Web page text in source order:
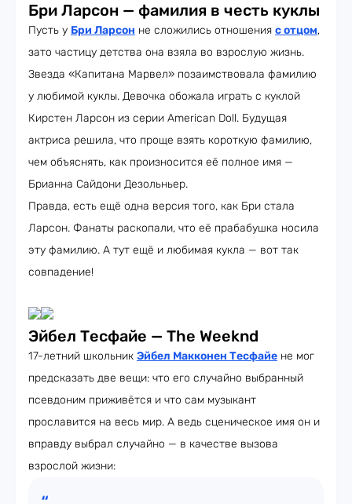
Бри Ларсон — фамилия в честь куклы
Пусть у Бри Ларсон не сложились отношения с отцом,
зато частицу детства она взяла во взрослую жизнь.
Звезда «Капитана Марвел» позаимствовала фамилию
у любимой куклы. Девочка обожала играть с куклой
Кирстен Ларсон из серии American Doll. Будущая
актриса решила, что проще взять короткую фамилию,
чем объяснять, как произносится её полное имя —
Брианна Сайдони Дезольньер.
Правда, есть ещё одна версия того, как Бри стала
Ларсон. Фанаты раскопали, что её прабабушка носила
эту фамилию. А тут ещё и любимая кукла — вот так
совпадение!
Эйбел Тесфайе — The Weeknd
17-летний школьник Эйбел Макконен Тесфайе не мог
предсказать две вещи: что его случайно выбранный
псевдоним приживётся и что сам музыкант
прославится на весь мир. А ведь сценическое имя он и
вправду выбрал случайно — в качестве вызова
взрослой жизни: